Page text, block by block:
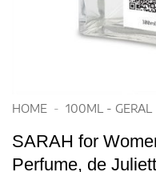
HOME - 100ML - GERAL
SARAH for
Perfume, de